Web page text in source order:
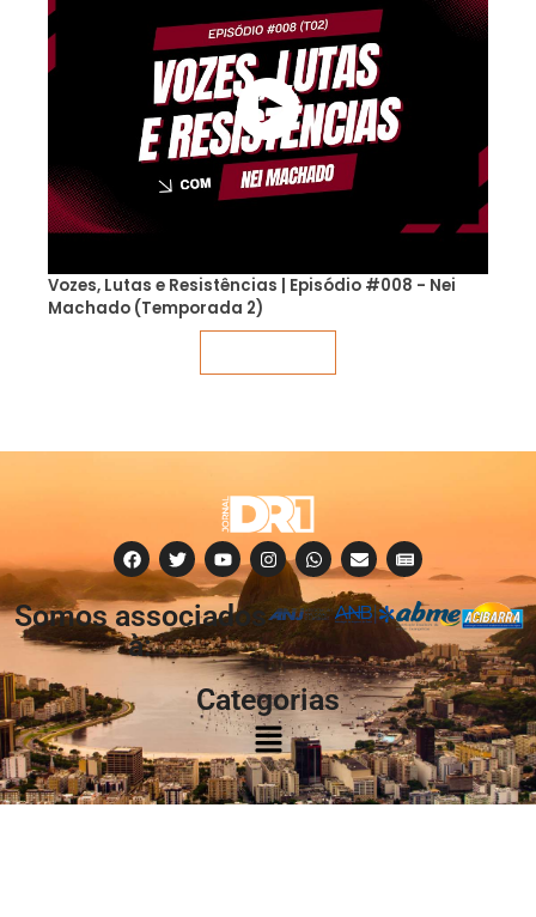
Vozes, Lutas e Resistências | Episódio #008 - Nei
Machado (Temporada 2)
Somos associados
à:
Categorias